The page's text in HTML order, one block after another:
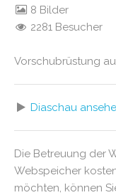
8 Bilder
2281 Besucher
Vorschubrüstung
Diaschau
Die Betreuung der
Webspeicher
möchten, können